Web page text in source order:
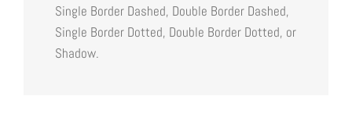
Single Border Dashed, Double Border Dashed,
Single Border Dotted, Double Border Dotted, or
Shadow.